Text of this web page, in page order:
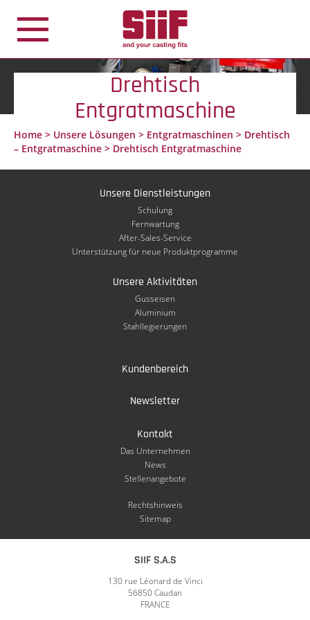
Drehtisch
Entgratmaschine
Home > Unsere Lösungen > Entgratmaschinen > Drehtisch
– Entgratmaschine > Drehtisch Entgratmaschine
Unsere Dienstleistungen
Schulung
Fernwartung
After-Sales-Service
Unterstützung für neue Produktprogramme
Unsere Aktivitäten
Gusseisen
Aluminium
Stahllegierungen
Kundenbereich
Newsletter
Kontakt
Das Unternehmen
News
Stellenangebote
Rechtshinweis
Sitemap
SIIF S.A.S
130 rue Léonard de Vinci
56850 Caudan
FRANCE